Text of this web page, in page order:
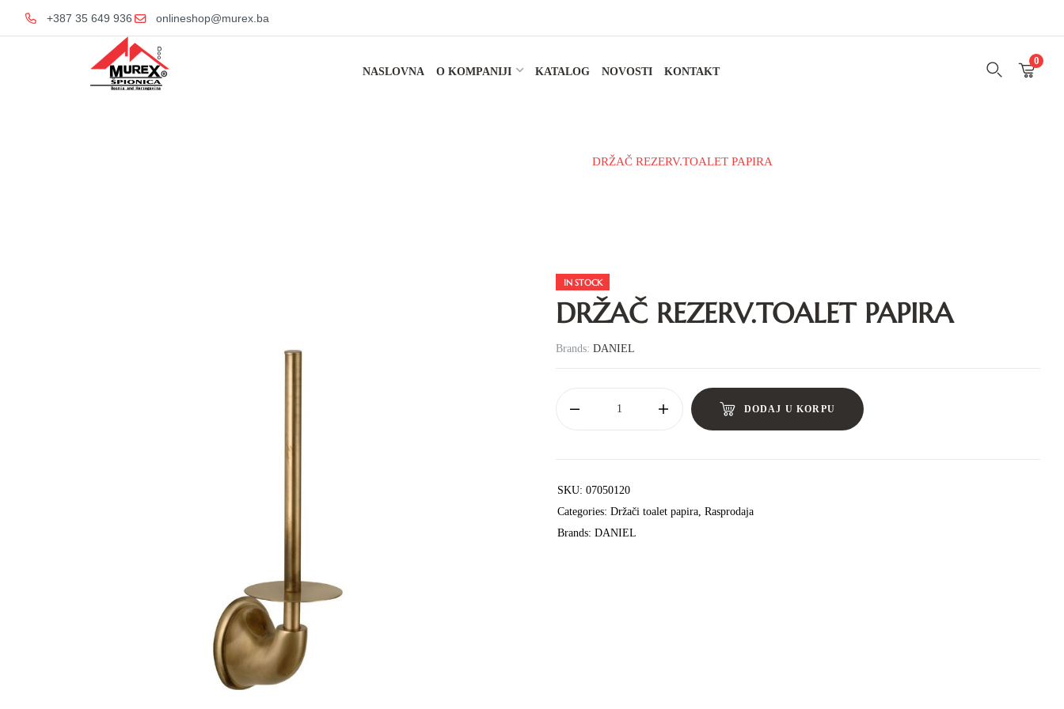
+387 35 649 936 onlineshop@murex.ba
NASLOVNA O KOMPANIJI KATALOG NOVOSTI KONTAKT
0
DRŽAČ REZERV.TOALET PAPIRA
IN STOCK
DRŽAČ REZERV.TOALET PAPIRA
Brands: DANIEL
DODAJ U KORPU
SKU: 07050120
Categories: Držači toalet papira, Rasprodaja
Brands: DANIEL